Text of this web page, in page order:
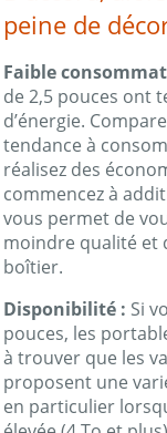
peine de
Faible
de 2,5 pouces ont
d’énergie.
tendance à
réalisez des
commencez à
vous permet de
moindre qualité et
boîtier.
Disponibilité : Si
pouces, les
à trouver que les
proposent une
en particulier